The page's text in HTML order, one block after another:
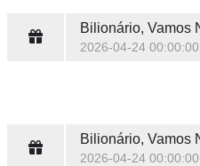
2026-04-24 00:00:00
2026-04-24 00:00:00